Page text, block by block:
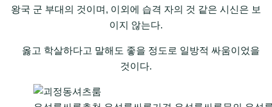
왕국 군 부대의 것이며, 이외에 습격 자의 것 같은 시신은 보
이지 않는다.
옳고 학살하다고 말해도 좋을 정도로 일방적 싸움이었을
것이다.